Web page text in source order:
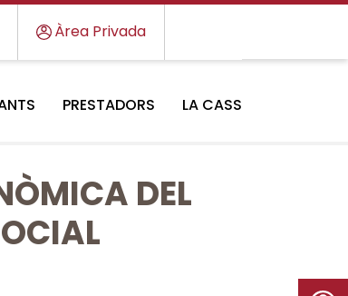
Àrea Privada
PRESTADORS LA CASS
DEL